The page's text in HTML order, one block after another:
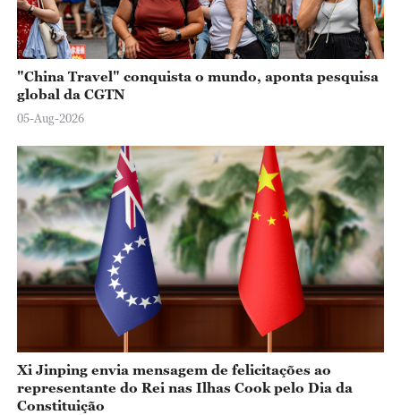
"China Travel" conquista o mundo, aponta pesquisa
global da CGTN
05-Aug-2026
Xi Jinping envia mensagem de felicitações ao
representante do Rei nas Ilhas Cook pelo Dia da
Constituição